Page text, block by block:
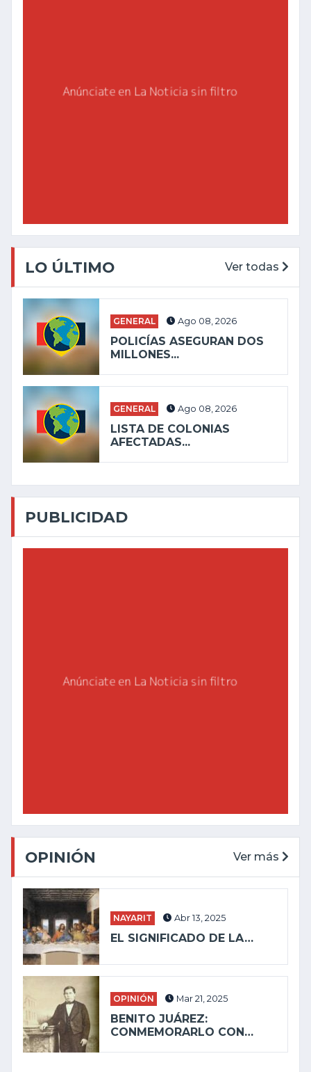
LO ÚLTIMO Ver todas
GENERAL Ago 08, 2026
POLICÍAS ASEGURAN DOS
MILLONES...
GENERAL Ago 08, 2026
LISTA DE COLONIAS
AFECTADAS...
PUBLICIDAD
OPINIÓN Ver más
NAYARIT Abr 13, 2025
EL SIGNIFICADO DE LA…
OPINIÓN Mar 21, 2025
BENITO JUÁREZ:
CONMEMORARLO CON…